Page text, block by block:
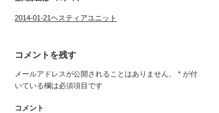
2014-01-21ヘスティアユニット
コメントを残す
メールアドレスが公開されることはありません。 * が付
いている欄は必須項目です
コメント